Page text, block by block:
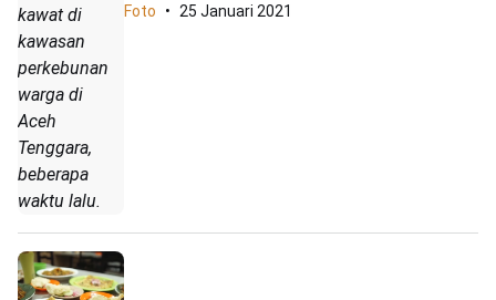
kawat di
kawasan
perkebunan
warga di
Aceh
Tenggara,
beberapa
waktu lalu.
Foto 25 Januari 2021